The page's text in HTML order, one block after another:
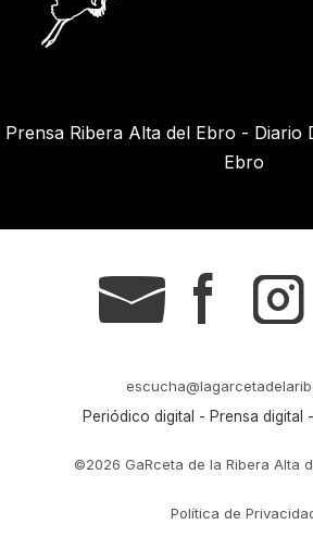
Prensa Ribera Alta del Ebro - Diario
Ebro
g s t
Periódico digital - Prensa digital
©2026 GaRceta de la Ribera Alta
Política de